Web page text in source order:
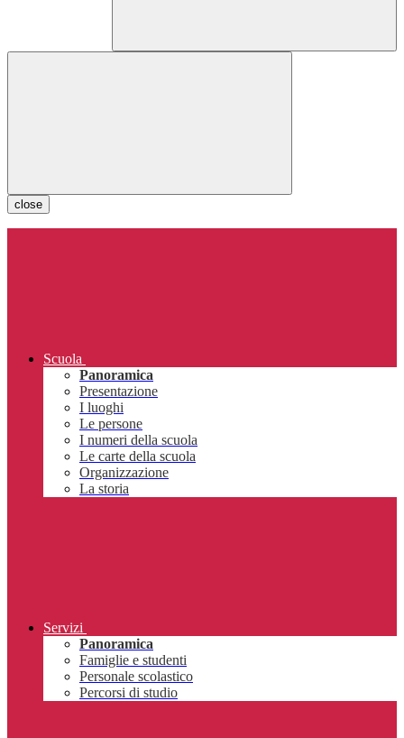
close
Scuola
Panoramica
Presentazione
I luoghi
Le persone
I numeri della scuola
Le carte della scuola
Organizzazione
La storia
Servizi
Panoramica
Famiglie e studenti
Personale scolastico
Percorsi di studio